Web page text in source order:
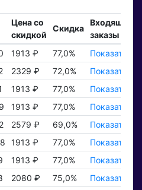
Цена со
скидкой
Скидка
Входящие
заказы
1913 ₽ 77,0% Показать ₽
2329 ₽ 72,0% Показать ₽
1913 ₽ 77,0% Показать ₽
1913 ₽ 77,0% Показать ₽
2579 ₽ 69,0% Показать ₽
1913 ₽ 77,0% Показать ₽
1913 ₽ 77,0% Показать ₽
2080 ₽ 75,0% Показать ₽